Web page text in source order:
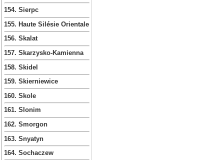
154. Sierpc
155. Haute Silésie Orientale
156. Skalat
157. Skarzysko-Kamienna
158. Skidel
159. Skierniewice
160. Skole
161. Slonim
162. Smorgon
163. Snyatyn
164. Sochaczew